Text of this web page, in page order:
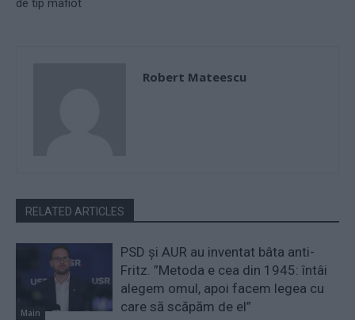
de tip mafiot
Robert Mateescu
RELATED ARTICLES
Main
PSD și AUR au inventat bâta anti-
Fritz. ”Metoda e cea din 1945: întâi
alegem omul, apoi facem legea cu
care să scăpăm de el”